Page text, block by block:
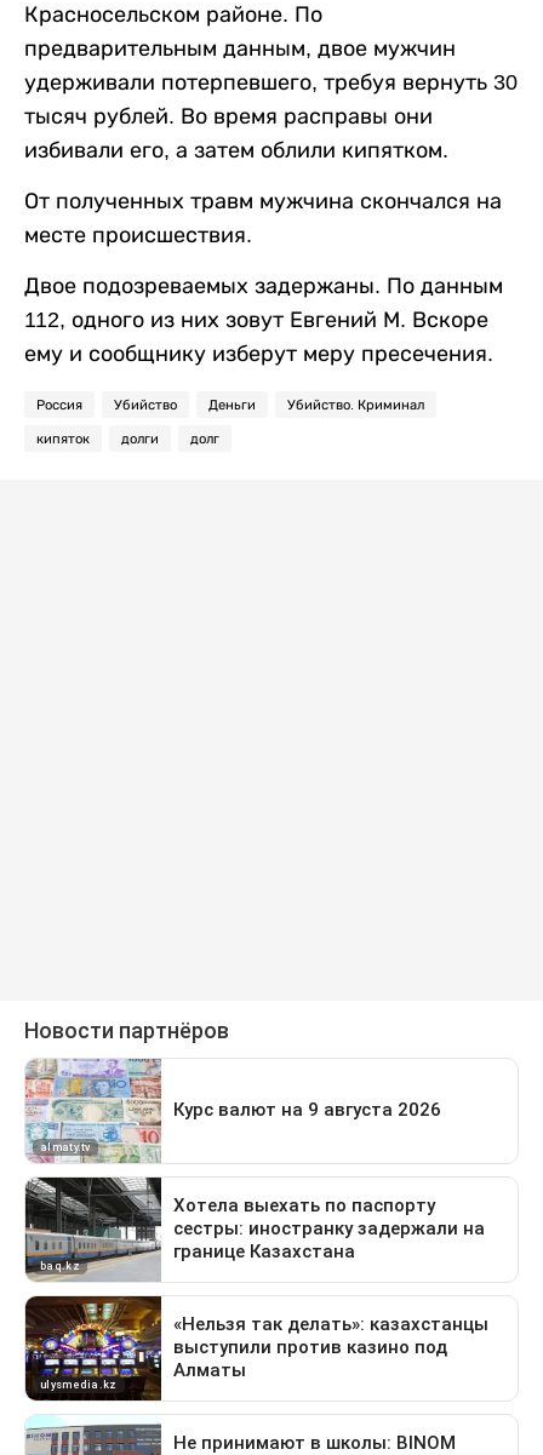
Красносельском районе. По
предварительным данным, двое мужчин
удерживали потерпевшего, требуя вернуть 30
тысяч рублей. Во время расправы они
избивали его, а затем облили кипятком.
От полученных травм мужчина скончался на
месте происшествия.
Двое подозреваемых задержаны. По данным
112, одного из них зовут Евгений М. Вскоре
ему и сообщнику изберут меру пресечения.
Россия Убийство Деньги Убийство. Криминал
кипяток долги долг